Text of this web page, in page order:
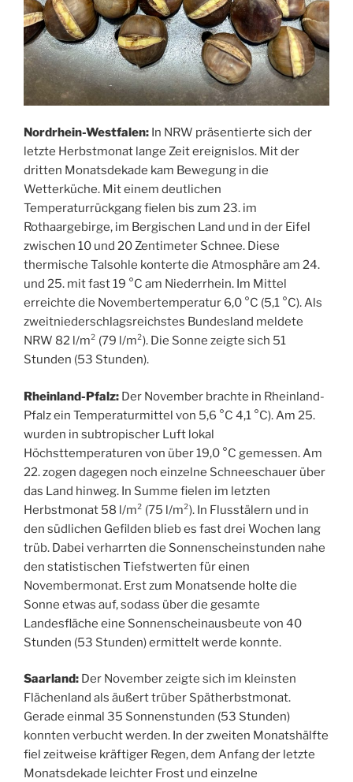
Nordrhein-Westfalen: In NRW präsentierte sich der
letzte Herbstmonat lange Zeit ereignislos. Mit der
dritten Monatsdekade kam Bewegung in die
Wetterküche. Mit einem deutlichen
Temperaturrückgang fielen bis zum 23. im
Rothaargebirge, im Bergischen Land und in der Eifel
zwischen 10 und 20 Zentimeter Schnee. Diese
thermische Talsohle konterte die Atmosphäre am 24.
und 25. mit fast 19 °C am Niederrhein. Im Mittel
erreichte die Novembertemperatur 6,0 °C (5,1 °C). Als
zweitniederschlagsreichstes Bundesland meldete
NRW 82 l/m² (79 l/m²). Die Sonne zeigte sich 51
Stunden (53 Stunden).
Rheinland-Pfalz: Der November brachte in Rheinland-
Pfalz ein Temperaturmittel von 5,6 °C 4,1 °C). Am 25.
wurden in subtropischer Luft lokal
Höchsttemperaturen von über 19,0 °C gemessen. Am
22. zogen dagegen noch einzelne Schneeschauer über
das Land hinweg. In Summe fielen im letzten
Herbstmonat 58 l/m² (75 l/m²). In Flusstälern und in
den südlichen Gefilden blieb es fast drei Wochen lang
trüb. Dabei verharrten die Sonnenscheinstunden nahe
den statistischen Tiefstwerten für einen
Novembermonat. Erst zum Monatsende holte die
Sonne etwas auf, sodass über die gesamte
Landesfläche eine Sonnenscheinausbeute von 40
Stunden (53 Stunden) ermittelt werde konnte.
Saarland: Der November zeigte sich im kleinsten
Flächenland als äußert trüber Spätherbstmonat.
Gerade einmal 35 Sonnenstunden (53 Stunden)
konnten verbucht werden. In der zweiten Monatshälfte
fiel zeitweise kräftiger Regen, dem Anfang der letzte
Monatsdekade leichter Frost und einzelne